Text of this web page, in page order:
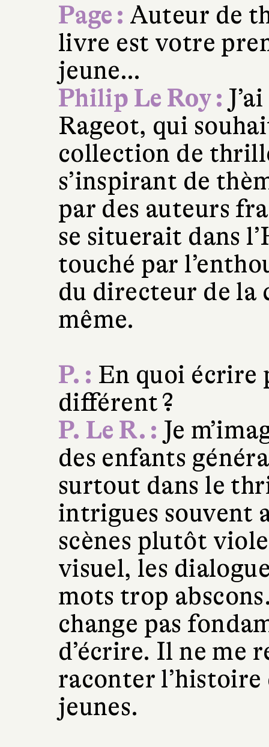
Page : Auteur de
livre est votre
jeune…
Philip Le Roy :
Rageot, qui
collection de
s’inspirant de
par des auteurs
se situerait dans
touché par
du directeur de
même.
P. : En quoi écrire
différent ?
P. Le R. : Je
des enfants
surtout dans le
intrigues souvent
scènes plutôt
visuel, les
mots trop
change pas
d’écrire. Il ne me
raconter
jeunes.